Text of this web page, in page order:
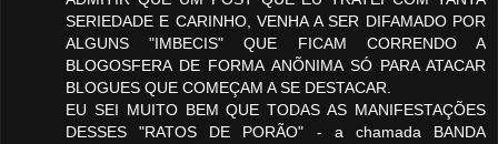
SERIEDADE E CARINHO, VENHA A SER DIFAMADO POR
ALGUNS "IMBECIS" QUE FICAM CORRENDO A
BLOGOSFERA DE FORMA ANÕNIMA SÓ PARA ATACAR
BLOGUES QUE COMEÇAM A SE DESTACAR.
EU SEI MUITO BEM QUE TODAS AS MANIFESTAÇÕES
DESSES "RATOS DE PORÃO" - a chamada BANDA